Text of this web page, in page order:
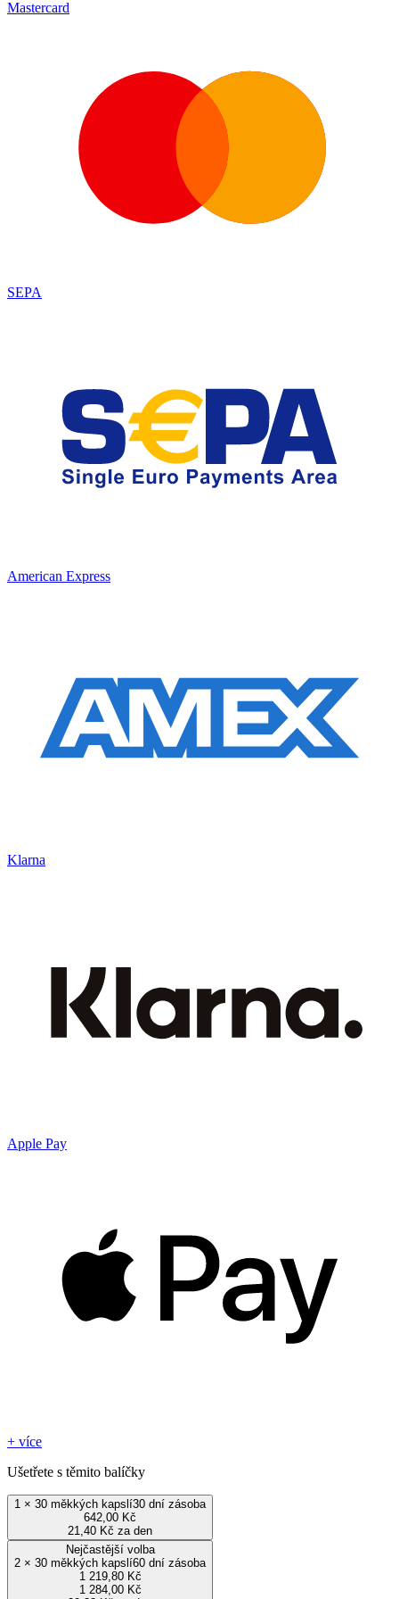
Mastercard
SEPA
American Express
Klarna
Apple Pay
+ více
Ušetřete s těmito balíčky
1 × 30 měkkých kapslí30 dní zásoba
642,00 Kč
21,40 Kč za den
Nejčastější volba
2 × 30 měkkých kapslí60 dní zásoba
1 219,80 Kč
1 284,00 Kč